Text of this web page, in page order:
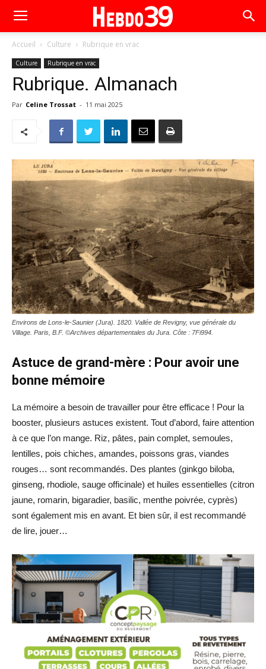
Accueil Culture Rubrique en vrac
Culture Rubrique en vrac
Rubrique. Almanach
Par Celine Trossat - 11 mai 2025
Environs de Lons-le-Saunier (Jura). 1820. Vallée de Revigny, vue générale du
Village. Paris, B.F. ©Archives départementales du Jura. Côte : 7Fi994.
Astuce de grand-mère : Pour avoir une
bonne mémoire
La mémoire a besoin de travailler pour être efficace ! Pour la
booster, plusieurs astuces existent. Tout d’abord, faire attention
à ce que l’on mange. Riz, pâtes, pain complet, semoules,
lentilles, pois chiches, amandes, poissons gras, viandes
rouges… sont recommandés. Des plantes (ginkgo biloba,
ginseng, rhodiole, sauge officinale) et huiles essentielles (citron
jaune, romarin, bigaradier, basilic, menthe poivrée, cyprès)
sont également mis en avant. Et bien sûr, il est recommandé
de lire, jouer…